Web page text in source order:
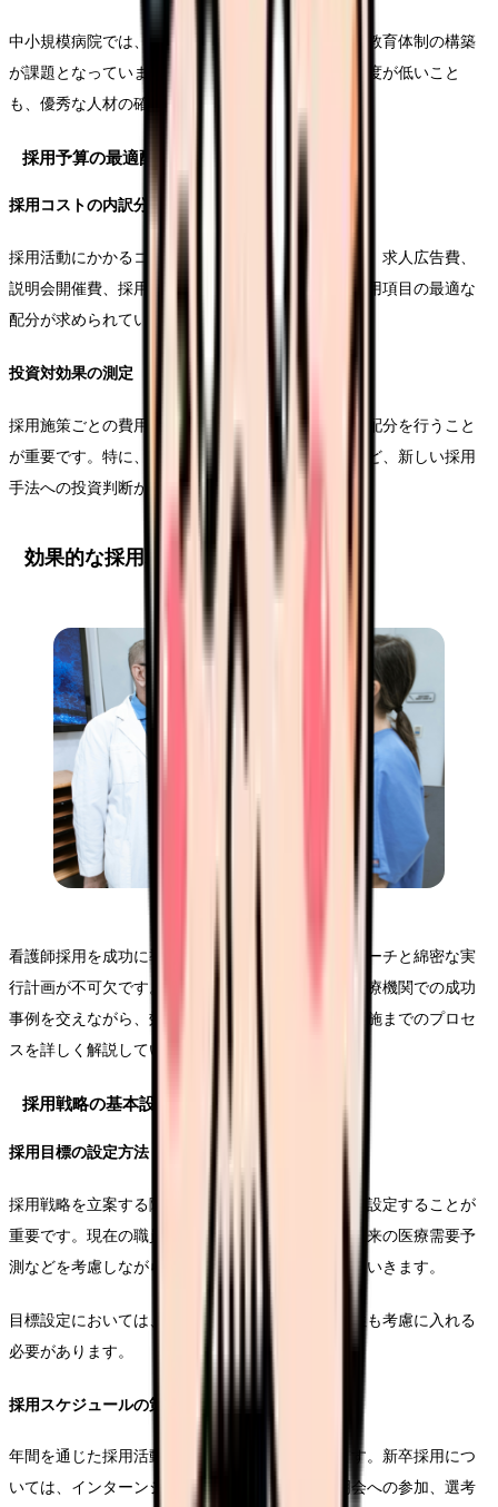
中小規模病院では、限られた予算内での採用活動や教育体制の構築
が課題となっています。大規模病院と比較して知名度が低いこと
も、優秀な人材の確保を難しくしている要因です。
採用予算の最適配分
採用コストの内訳分析
採用活動にかかるコストは年々増加傾向にあります。求人広告費、
説明会開催費、採用担当者の人件費など、様々な費用項目の最適な
配分が求められています。
投資対効果の測定
採用施策ごとの費用対効果を測定し、効率的な予算配分を行うこと
が重要です。特に、オンライン採用ツールの導入など、新しい採用
手法への投資判断が重要となっています。
効果的な採用戦略の立案と実施
看護師採用を成功に導くためには、戦略的なアプローチと綿密な実
行計画が不可欠です。本セクションでは、実際の医療機関での成功
事例を交えながら、効果的な採用戦略の立案から実施までのプロセ
スを詳しく解説していきます。
採用戦略の基本設計
採用目標の設定方法
採用戦略を立案する際は、まず具体的な数値目標を設定することが
重要です。現在の職員数、予想される退職者数、将来の医療需要予
測などを考慮しながら、適切な採用目標を設定していきます。
目標設定においては、部署ごとの必要人数や専門性も考慮に入れる
必要があります。
採用スケジュールの策定
年間を通じた採用活動のスケジュールを策定します。新卒採用につ
いては、インターンシップの実施時期、合同説明会への参加、選考